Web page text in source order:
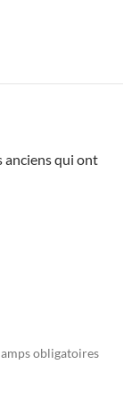
anciens qui ont
obligatoires